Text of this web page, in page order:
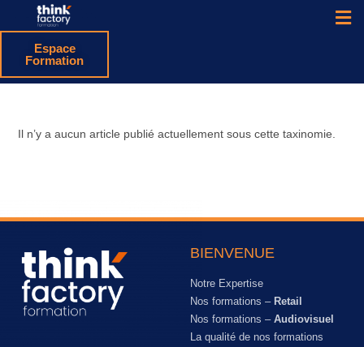
Espace
Formation
Il n’y a aucun article publié actuellement sous cette taxinomie.
BIENVENUE
Notre Expertise
Nos formations – Retail
Nos formations – Audiovisuel
La qualité de nos formations